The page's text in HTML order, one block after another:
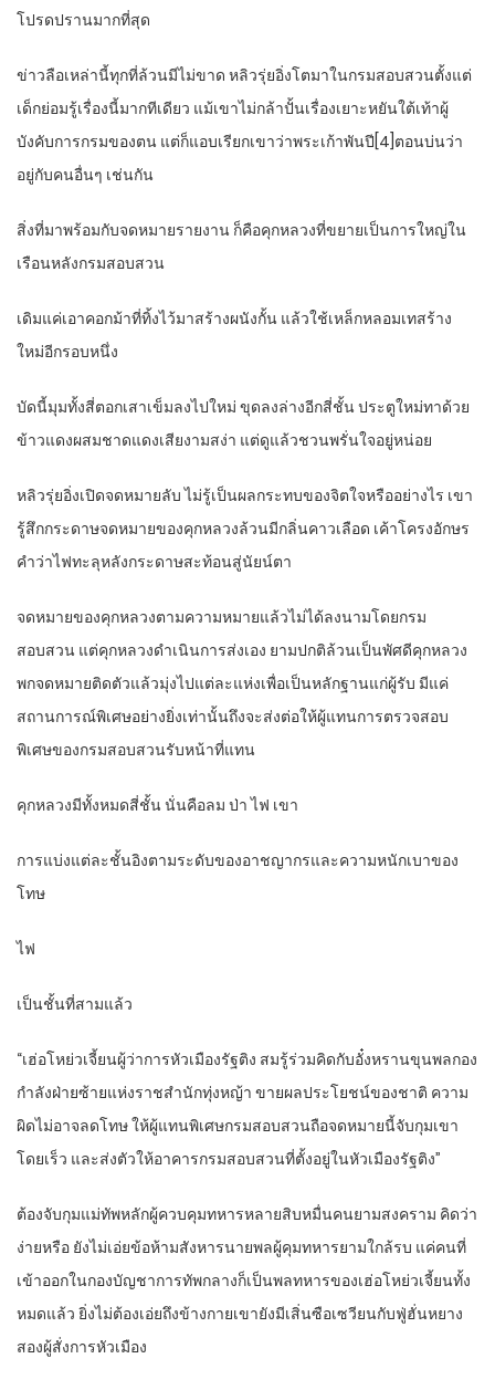
โปรดปรานมากที่สุด
ข่าวลือเหล่านี้ทุกที่ล้วนมีไม่ขาด หลิวรุ่ยอิ่งโตมาในกรมสอบสวนตั้งแต่
เด็กย่อมรู้เรื่องนี้มากทีเดียว แม้เขาไม่กล้าปั้นเรื่องเยาะหยันใต้เท้าผู้
บังคับการกรมของตน แต่ก็แอบเรียกเขาว่าพระเก้าพันปี[4]ตอนบ่นว่า
อยู่กับคนอื่นๆ เช่นกัน
สิ่งที่มาพร้อมกับจดหมายรายงาน ก็คือคุกหลวงที่ขยายเป็นการใหญ่ใน
เรือนหลังกรมสอบสวน
เดิมแค่เอาคอกม้าที่ทิ้งไว้มาสร้างผนังกั้น แล้วใช้เหล็กหลอมเทสร้าง
ใหม่อีกรอบหนึ่ง
บัดนี้มุมทั้งสี่ตอกเสาเข็มลงไปใหม่ ขุดลงล่างอีกสี่ชั้น ประตูใหม่ทาด้วย
ข้าวแดงผสมชาดแดงเสียงามสง่า แต่ดูแล้วชวนพรั่นใจอยู่หน่อย
หลิวรุ่ยอิ่งเปิดจดหมายลับ ไม่รู้เป็นผลกระทบของจิตใจหรืออย่างไร เขา
รู้สึกกระดาษจดหมายของคุกหลวงล้วนมีกลิ่นคาวเลือด เค้าโครงอักษร
คำว่าไฟทะลุหลังกระดาษสะท้อนสู่นัยน์ตา
จดหมายของคุกหลวงตามความหมายแล้วไม่ได้ลงนามโดยกรม
สอบสวน แต่คุกหลวงดำเนินการส่งเอง ยามปกติล้วนเป็นพัศดีคุกหลวง
พกจดหมายติดตัวแล้วมุ่งไปแต่ละแห่งเพื่อเป็นหลักฐานแก่ผู้รับ มีแค่
สถานการณ์พิเศษอย่างยิ่งเท่านั้นถึงจะส่งต่อให้ผู้แทนการตรวจสอบ
พิเศษของกรมสอบสวนรับหน้าที่แทน
คุกหลวงมีทั้งหมดสี่ชั้น นั่นคือลม ป่า ไฟ เขา
การแบ่งแต่ละชั้นอิงตามระดับของอาชญากรและความหนักเบาของ
โทษ
ไฟ
เป็นชั้นที่สามแล้ว
“เฮ่อโหย่วเจี้ยนผู้ว่าการหัวเมืองรัฐติง สมรู้ร่วมคิดกับอั๋งหรานขุนพลกอง
กำลังฝ่ายซ้ายแห่งราชสำนักทุ่งหญ้า ขายผลประโยชน์ของชาติ ความ
ผิดไม่อาจลดโทษ ให้ผู้แทนพิเศษกรมสอบสวนถือจดหมายนี้จับกุมเขา
โดยเร็ว และส่งตัวให้อาคารกรมสอบสวนที่ตั้งอยู่ในหัวเมืองรัฐติง”
ต้องจับกุมแม่ทัพหลักผู้ควบคุมทหารหลายสิบหมื่นคนยามสงคราม คิดว่า
ง่ายหรือ ยังไม่เอ่ยข้อห้ามสังหารนายพลผู้คุมทหารยามใกล้รบ แค่คนที่
เข้าออกในกองบัญชาการทัพกลางก็เป็นพลทหารของเฮ่อโหย่วเจี้ยนทั้ง
หมดแล้ว ยิ่งไม่ต้องเอ่ยถึงข้างกายเขายังมีเสิ่นซือเซวียนกับฟู่ฮั่นหยาง
สองผู้สั่งการหัวเมือง